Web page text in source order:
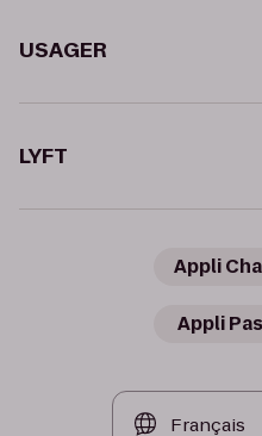
USAGER
LYFT
Appli
Appli